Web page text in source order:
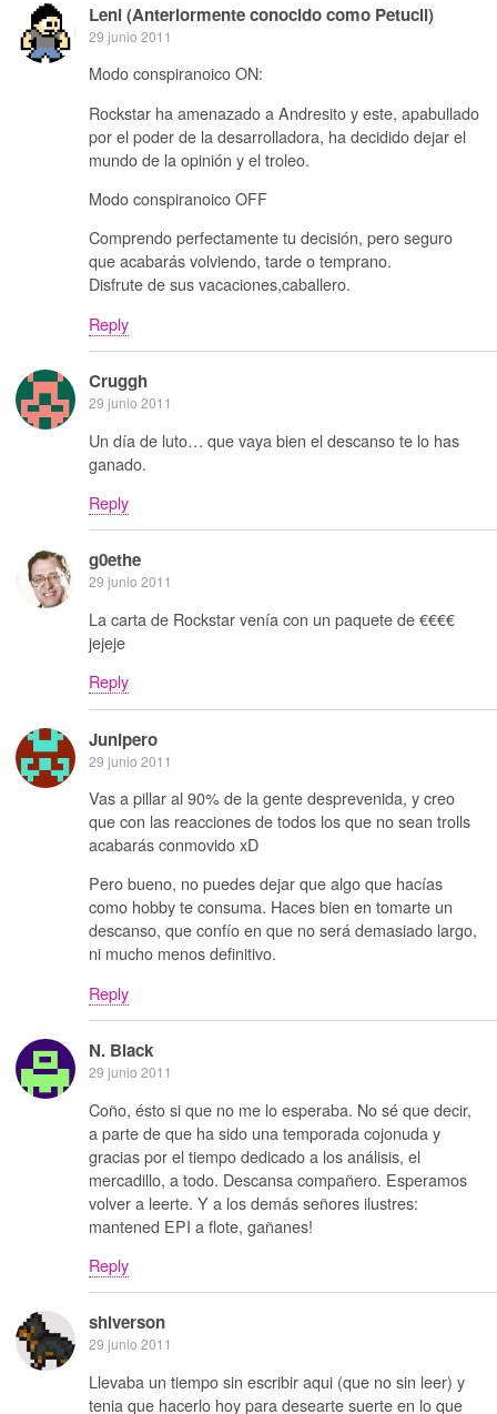
Leni (Anteriormente conocido como Petucli)
29 junio 2011
Modo conspiranoico ON:
Rockstar ha amenazado a Andresito y este, apabullado
por el poder de la desarrolladora, ha decidido dejar el
mundo de la opinión y el troleo.
Modo conspiranoico OFF
Comprendo perfectamente tu decisión, pero seguro
que acabarás volviendo, tarde o temprano.
Disfrute de sus vacaciones,caballero.
Reply
Cruggh
29 junio 2011
Un día de luto… que vaya bien el descanso te lo has
ganado.
Reply
g0ethe
29 junio 2011
La carta de Rockstar venía con un paquete de €€€€
jejeje
Reply
Junipero
29 junio 2011
Vas a pillar al 90% de la gente desprevenida, y creo
que con las reacciones de todos los que no sean trolls
acabarás conmovido xD
Pero bueno, no puedes dejar que algo que hacías
como hobby te consuma. Haces bien en tomarte un
descanso, que confío en que no será demasiado largo,
ni mucho menos definitivo.
Reply
N. Black
29 junio 2011
Coño, ésto si que no me lo esperaba. No sé que decir,
a parte de que ha sido una temporada cojonuda y
gracias por el tiempo dedicado a los análisis, el
mercadillo, a todo. Descansa compañero. Esperamos
volver a leerte. Y a los demás señores ilustres:
mantened EPI a flote, gañanes!
Reply
shiverson
29 junio 2011
Llevaba un tiempo sin escribir aqui (que no sin leer) y
tenia que hacerlo hoy para desearte suerte en lo que